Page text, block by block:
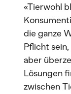
«Tierwohl
die ganze
Pflicht
aber
Lösungen
zwischen